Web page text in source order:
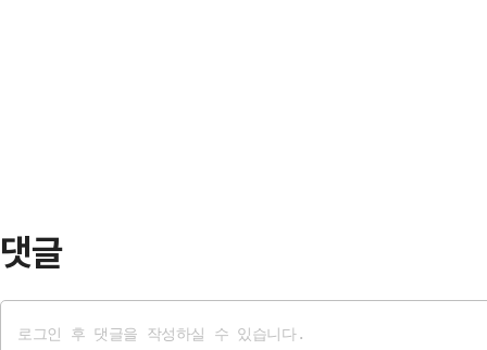
댓글